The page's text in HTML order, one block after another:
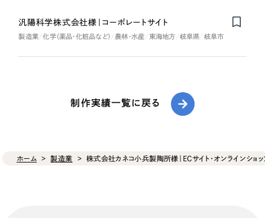
汎陽科学株式会社様｜コーポレートサイト
製造業 化学（薬品・化粧品など） 農林・水産 東海地方 岐阜県 岐阜市
制作実績一覧に戻る
ホーム 製造業 株式会社カネコ小兵製陶所様｜ECサイト・オンラインショッ